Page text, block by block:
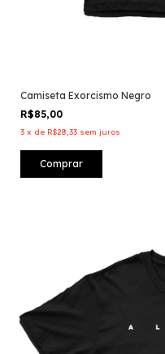
Camiseta Exorcismo Negro
R$85,00
3 x de R$28,33 sem juros
Comprar